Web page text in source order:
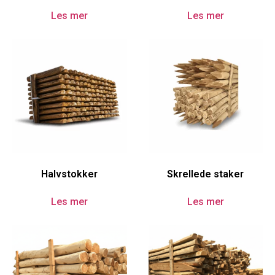
Les mer Les mer
Halvstokker
Les mer
Skrellede staker
Les mer